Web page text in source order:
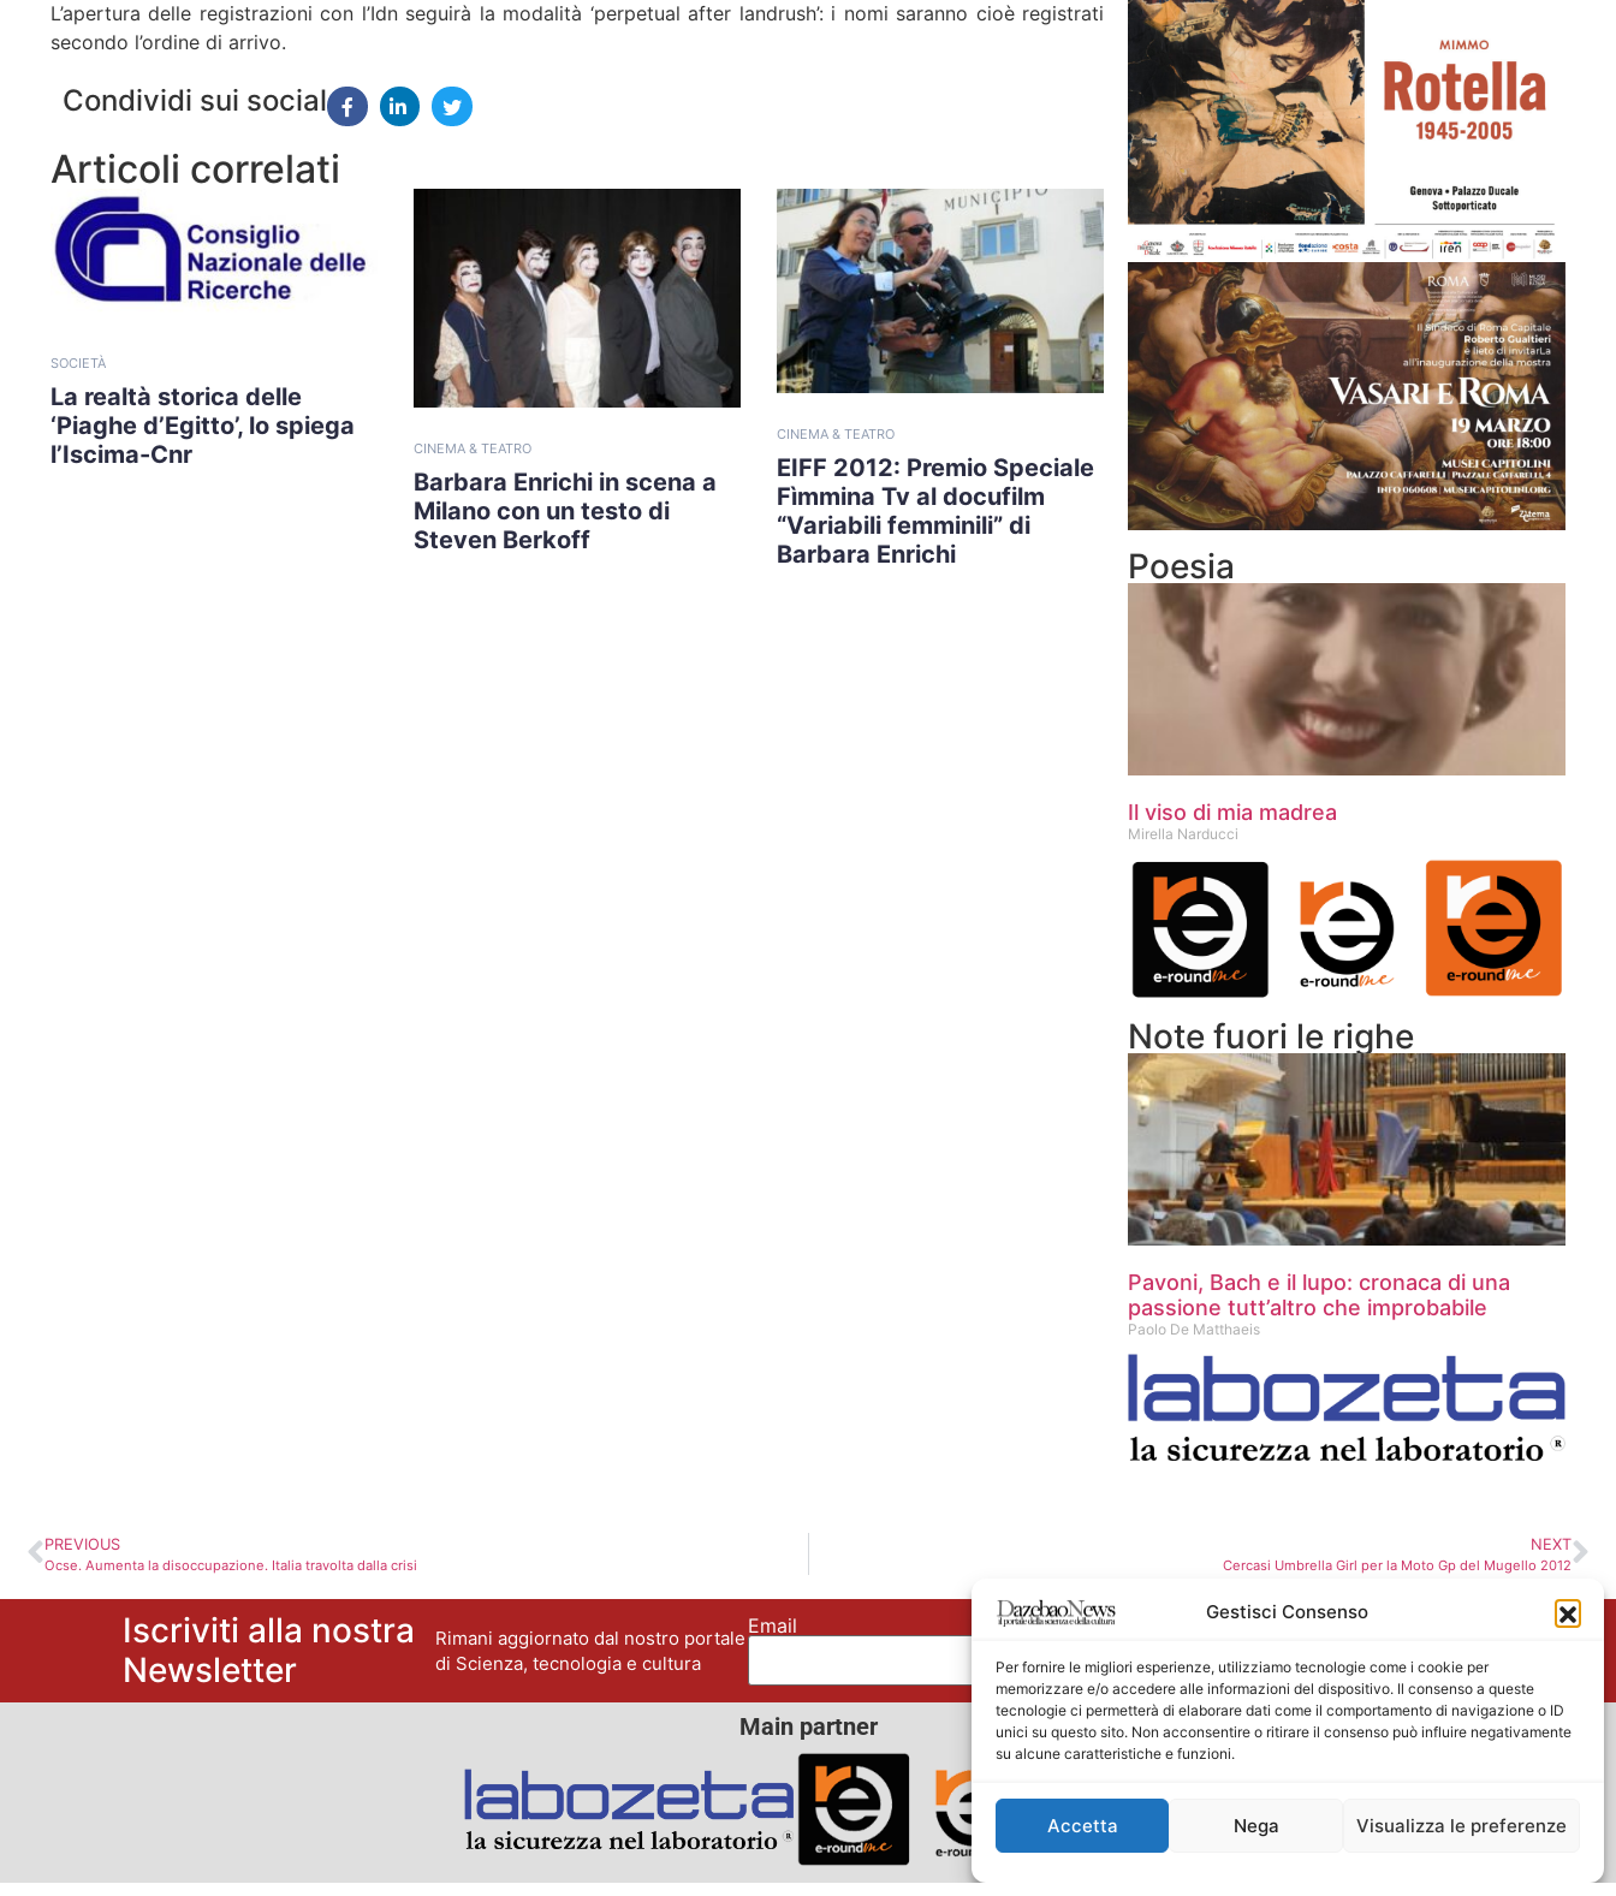
Gestisci Consenso
Per fornire le migliori esperienze, utilizziamo tecnologie come i cookie per
memorizzare e/o accedere alle informazioni del dispositivo. Il consenso a queste
tecnologie ci permetterà di elaborare dati come il comportamento di navigazione o ID
unici su questo sito. Non acconsentire o ritirare il consenso può influire negativamente
su alcune caratteristiche e funzioni.
Accetta Nega Visualizza le preferenze
L’apertura delle registrazioni con l’Idn seguirà la modalità ‘perpetual after landrush’: i nomi saranno cioè registrati
secondo l’ordine di arrivo.
Condividi sui social
Articoli correlati
SOCIETÀ
La realtà storica delle
‘Piaghe d’Egitto’, lo spiega
l’Iscima-Cnr
CINEMA & TEATRO
Barbara Enrichi in scena a
Milano con un testo di
Steven Berkoff
CINEMA & TEATRO
EIFF 2012: Premio Speciale
Fìmmina Tv al docufilm
“Variabili femminili” di
Barbara Enrichi
Poesia
Il viso di mia madrea
Mirella Narducci
Note fuori le righe
Pavoni, Bach e il lupo: cronaca di una
passione tutt’altro che improbabile
Paolo De Matthaeis
PREVIOUS
Ocse. Aumenta la disoccupazione. Italia travolta dalla crisi
NEXT
Cercasi Umbrella Girl per la Moto Gp del Mugello 2012
Iscriviti alla nostra
Newsletter
Rimani aggiornato dal nostro portale
di Scienza, tecnologia e cultura
Email Nome
Main partner